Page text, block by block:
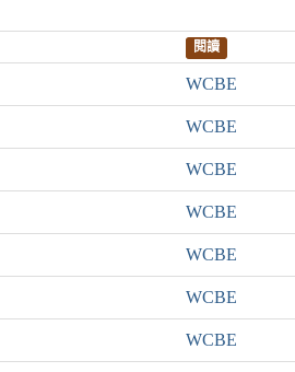
閱讀
WCBE
WCBE
WCBE
WCBE
WCBE
WCBE
WCBE